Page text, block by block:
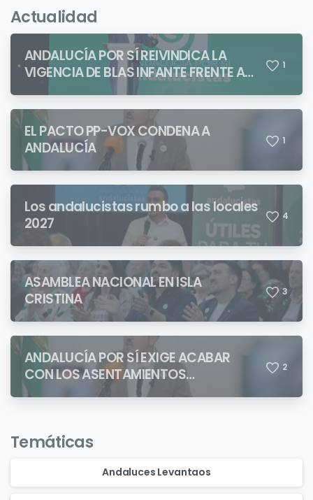
Actualidad
ANDALUCÍA POR SÍ REIVINDICA LA
VIGENCIA DE BLAS INFANTE FRENTE A
QUIENES PRETENDEN NEGAR LA
IDENTIDAD ANDALUZA
1
EL PACTO PP-VOX CONDENA A
ANDALUCÍA
1
Los andalucistas rumbo a las locales
2027
4
ASAMBLEA NACIONAL EN ISLA
CRISTINA
3
ANDALUCÍA POR SÍ EXIGE ACABAR
CON LOS ASENTAMIENTOS
CHABOLISTAS
2
Temáticas
Andaluces Levantaos